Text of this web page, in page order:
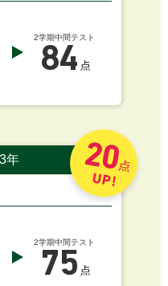
2学期中間テスト
84 点
年
2学期中間テスト
75 点
20点
UP!